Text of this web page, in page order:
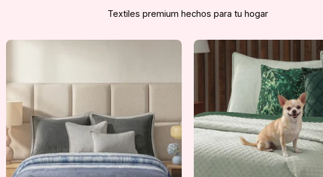
Textiles premium hechos para tu hogar